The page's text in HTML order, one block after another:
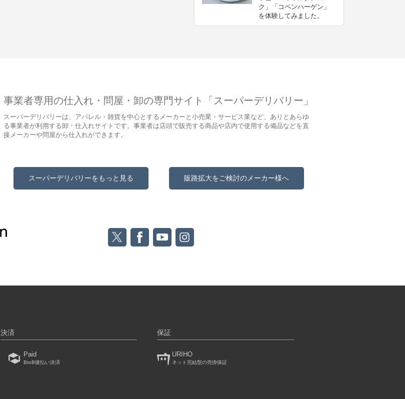
ク」「コペンハーゲン」
を体験してみました。
事業者専用の仕入れ・問屋・卸の専門サイト「スーパーデリバリー」
スーパーデリバリーは、アパレル・雑貨を中心とするメーカーと小売業・サービス業など、ありとあらゆ
る事業者が利用する卸・仕入れサイトです。事業者は店頭で販売する商品や店内で使用する備品などを直
接メーカーや問屋から仕入れができます。
スーパーデリバリーをもっと見る 販路拡大をご検討のメーカー様へ
決済
Paid
BtoB後払い決済
保証
URIHO
ネット完結型の売掛保証